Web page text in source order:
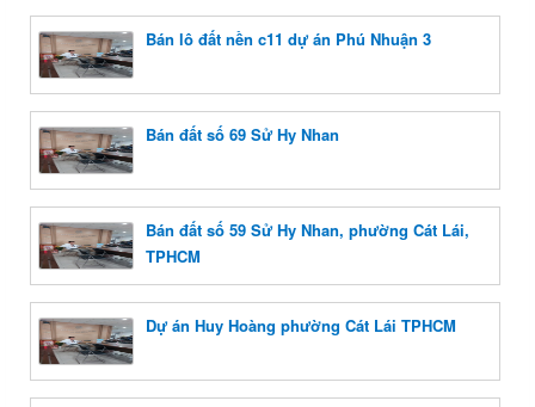
Bán lô đất nền c11 dự án Phú Nhuận 3
Bán đất số 69 Sử Hy Nhan
Bán đất số 59 Sử Hy Nhan, phường Cát Lái,
TPHCM
Dự án Huy Hoàng phường Cát Lái TPHCM